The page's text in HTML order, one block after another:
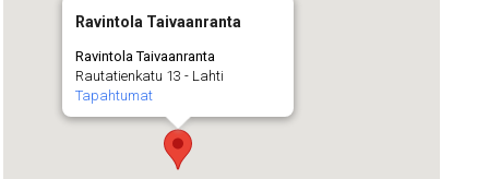
Ravintola Taivaanranta
Ravintola Taivaanranta
Rautatienkatu 13 - Lahti
Tapahtumat